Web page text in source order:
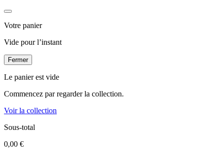
Votre panier
Vide pour l’instant
Fermer
Le panier est vide
Commencez par regarder la collection.
Voir la collection
Sous-total
0,00 €